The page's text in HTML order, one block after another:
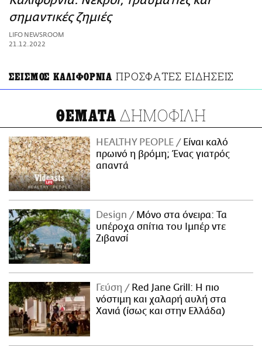
ΑΜΠΑ
PRINT
σημαντικές ζημιές
LIFO NEWSROOM
21.12.2022
ΣΕΙΣΜΟΣ ΚΑΛΙΦΟΡΝΙΑ ΠΡΟΣΦΑΤΕΣ ΕΙΔΗΣΕΙΣ
ΘΕΜΑΤΑ ΔΗΜΟΦΙΛΗ
HEALTHY PEOPLE
Είναι καλό
πρωινό η βρόμη; Ένας γιατρός
απαντά
Design
Μόνο στα όνειρα: Τα
υπέροχα σπίτια του Ιμπέρ ντε
Ζιβανσί
Γεύση
Red Jane Grill: Η πιο
νόστιμη και χαλαρή αυλή στα
Χανιά (ίσως και στην Ελλάδα)